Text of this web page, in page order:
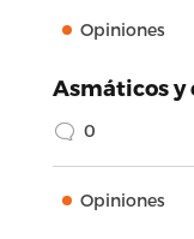
Opiniones
Asmáticos y
0
Opiniones